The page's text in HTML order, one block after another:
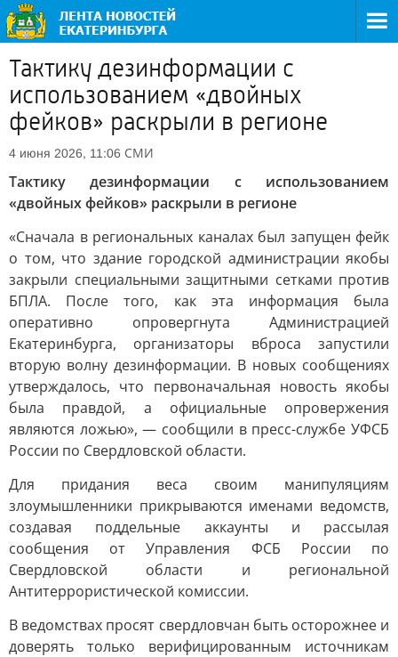
Тактику дезинформации с
использованием «двойных
фейков» раскрыли в регионе
4 июня 2026, 11:06 СМИ
Тактику дезинформации с использованием
«двойных фейков» раскрыли в регионе
«Сначала в региональных каналах был запущен фейк
о том, что здание городской администрации якобы
закрыли специальными защитными сетками против
БПЛА. После того, как эта информация была
оперативно опровергнута Администрацией
Екатеринбурга, организаторы вброса запустили
вторую волну дезинформации. В новых сообщениях
утверждалось, что первоначальная новость якобы
была правдой, а официальные опровержения
являются ложью», — сообщили в пресс-службе УФСБ
России по Свердловской области.
Для придания веса своим манипуляциям
злоумышленники прикрываются именами ведомств,
создавая поддельные аккаунты и рассылая
сообщения от Управления ФСБ России по
Свердловской области и региональной
Антитеррористической комиссии.
В ведомствах просят свердловчан быть осторожнее и
доверять только верифицированным источникам